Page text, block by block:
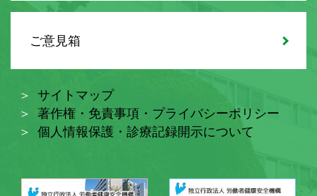
ご意見箱
サイトマップ
著作権・免責事項・プライバシーポリシー
個人情報保護・診療記録開示について